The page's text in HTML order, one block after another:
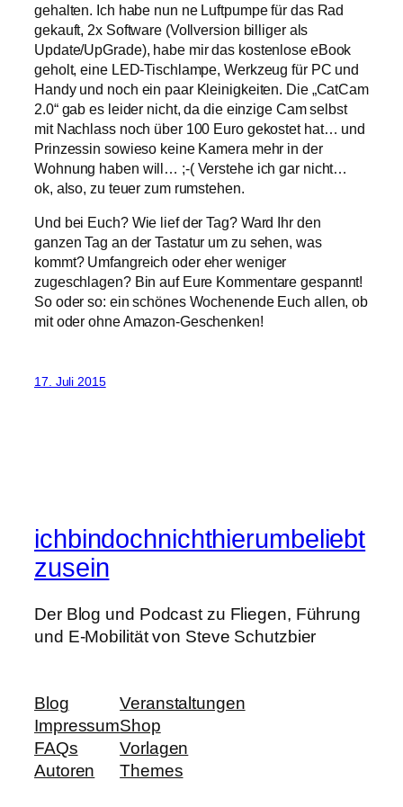
gehalten. Ich habe nun ne Luftpumpe für das Rad
gekauft, 2x Software (Vollversion billiger als
Update/UpGrade), habe mir das kostenlose eBook
geholt, eine LED-Tischlampe, Werkzeug für PC und
Handy und noch ein paar Kleinigkeiten. Die „CatCam
2.0“ gab es leider nicht, da die einzige Cam selbst
mit Nachlass noch über 100 Euro gekostet hat… und
Prinzessin sowieso keine Kamera mehr in der
Wohnung haben will… ;-( Verstehe ich gar nicht…
ok, also, zu teuer zum rumstehen.
Und bei Euch? Wie lief der Tag? Ward Ihr den
ganzen Tag an der Tastatur um zu sehen, was
kommt? Umfangreich oder eher weniger
zugeschlagen? Bin auf Eure Kommentare gespannt!
So oder so: ein schönes Wochenende Euch allen, ob
mit oder ohne Amazon-Geschenken!
17. Juli 2015
ichbindochnichthierumbeliebt
zusein
Der Blog und Podcast zu Fliegen, Führung
und E-Mobilität von Steve Schutzbier
Blog
Impressum
FAQs
Autoren
Veranstaltungen
Shop
Vorlagen
Themes